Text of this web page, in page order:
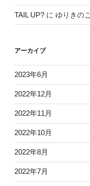
TAIL UP? に ゆりきのこ
アーカイブ
2023年6月
2022年12月
2022年11月
2022年10月
2022年8月
2022年7月